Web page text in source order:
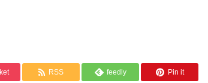
RSS feedly Pin it